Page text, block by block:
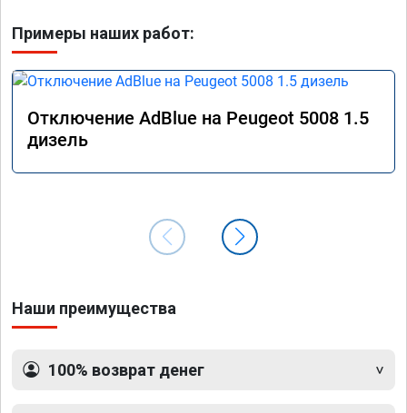
Примеры наших работ:
Отключение AdBlue на Peugeot 5008 1.5
дизель
Наши преимущества
100% возврат денег